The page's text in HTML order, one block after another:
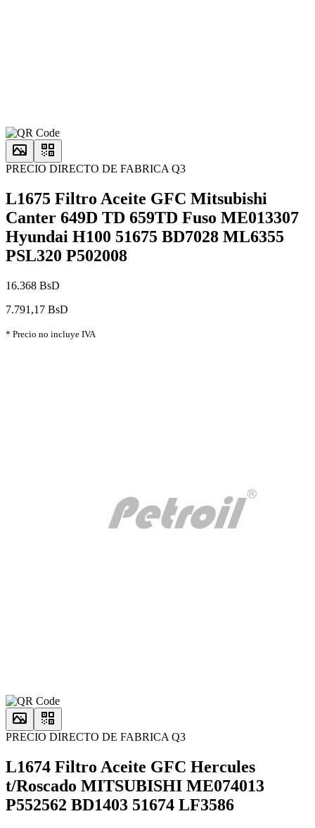
PRECIO DIRECTO DE FABRICA Q3
L1675 Filtro Aceite GFC Mitsubishi
Canter 649D TD 659TD Fuso ME013307
Hyundai H100 51675 BD7028 ML6355
PSL320 P502008
16.368 BsD
7.791,17 BsD
* Precio no incluye IVA
PRECIO DIRECTO DE FABRICA Q3
L1674 Filtro Aceite GFC Hercules
t/Roscado MITSUBISHI ME074013
P552562 BD1403 51674 LF3586